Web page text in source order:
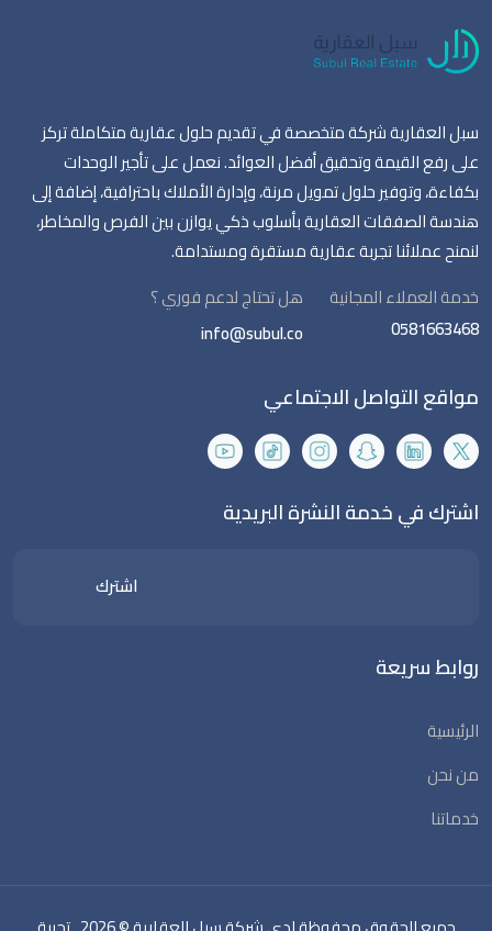
سبل العقارية شركة متخصصة في تقديم حلول عقارية متكاملة تركز
على رفع القيمة وتحقيق أفضل العوائد. نعمل على تأجير الوحدات
بكفاءة، وتوفير حلول تمويل مرنة، وإدارة الأملاك باحترافية، إضافة إلى
هندسة الصفقات العقارية بأسلوب ذكي يوازن بين الفرص والمخاطر،
لنمنح عملائنا تجربة عقارية مستقرة ومستدامة.
خدمة العملاء المجانية
0581663468
هل تحتاج لدعم فوري ؟
info@subul.co
مواقع التواصل الاجتماعي
اشترك في خدمة النشرة البريدية
اشترك
روابط سريعة
الرئيسية
من نحن
خدماتنا